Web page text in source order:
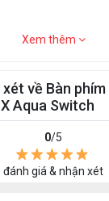
Xem thêm
về Bàn
Aqua Switch
0/5
đánh giá & nhận xét